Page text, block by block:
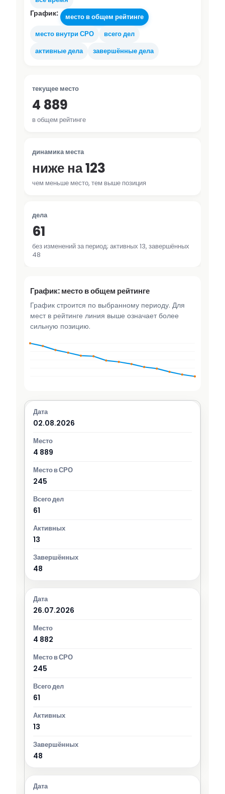
График:
место в общем рейтинге
место внутри СРО
всего дел
активные дела
завершённые дела
текущее место
4 889
в общем рейтинге
динамика места
ниже на 123
чем меньше место, тем выше позиция
дела
61
без изменений за период; активных 13, завершённых
48
График: место в общем рейтинге
График строится по выбранному периоду. Для
мест в рейтинге линия выше означает более
сильную позицию.
02.08.2026
4 889
245
61
13
48
26.07.2026
4 882
245
61
13
48